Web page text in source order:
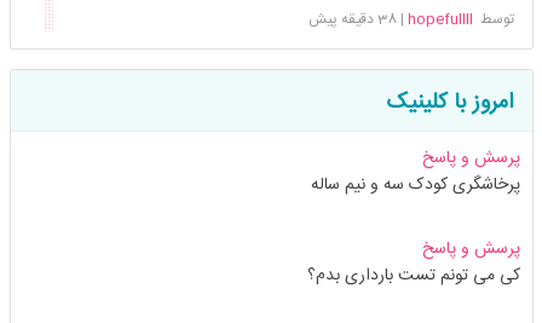
توسط hopefullll
|38 دقیقه پیش
امروز با کلینیک
پرسش و پاسخ
پرخاشگری کودک سه و نیم ساله
پرسش و پاسخ
کی می تونم تست بارداری بدم؟